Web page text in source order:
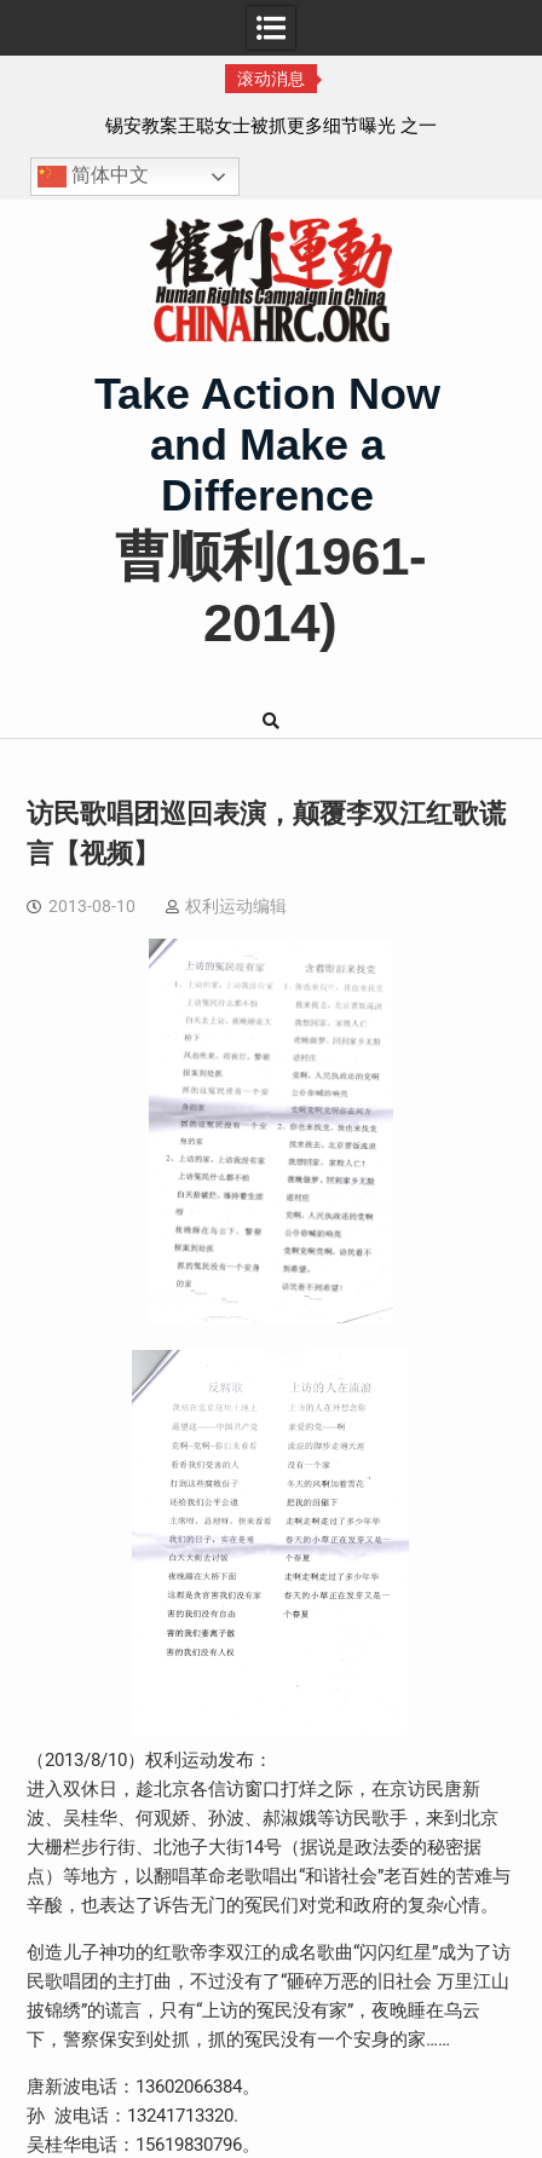
滚动消息
锡安教案王聪女士被抓更多细节曝光 之一
简体中文
Take Action Now
and Make a
Difference
曹顺利(1961-
2014)
访民歌唱团巡回表演，颠覆李双江红歌谎
言【视频】
2013-08-10 权利运动编辑
（2013/8/10）权利运动发布：
进入双休日，趁北京各信访窗口打烊之际，在京访民唐新
波、吴桂华、何观娇、孙波、郝淑娥等访民歌手，来到北京
大栅栏步行街、北池子大街14号（据说是政法委的秘密据
点）等地方，以翻唱革命老歌唱出“和谐社会”老百姓的苦难与
辛酸，也表达了诉告无门的冤民们对党和政府的复杂心情。
创造儿子神功的红歌帝李双江的成名歌曲“闪闪红星”成为了访
民歌唱团的主打曲，不过没有了“砸碎万恶的旧社会 万里江山
披锦绣”的谎言，只有“上访的冤民没有家”，夜晚睡在乌云
下，警察保安到处抓，抓的冤民没有一个安身的家……
唐新波电话：13602066384。
孙 波电话：13241713320.
吴桂华电话：15619830796。